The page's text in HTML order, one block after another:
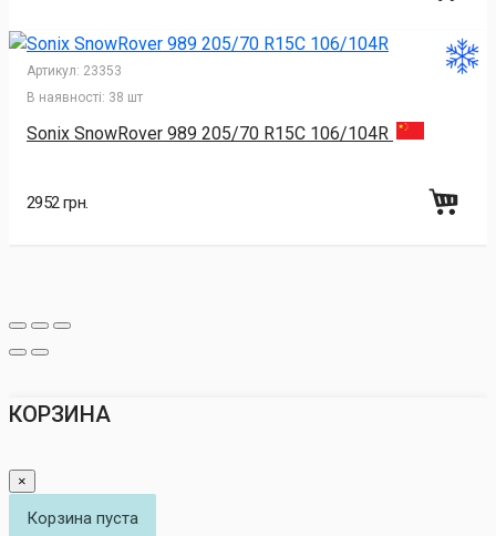
Артикул: 23353
В наявності: 38 шт
Sonix SnowRover 989 205/70 R15C 106/104R
2952 грн.
КОРЗИНА
×
Корзина пуста